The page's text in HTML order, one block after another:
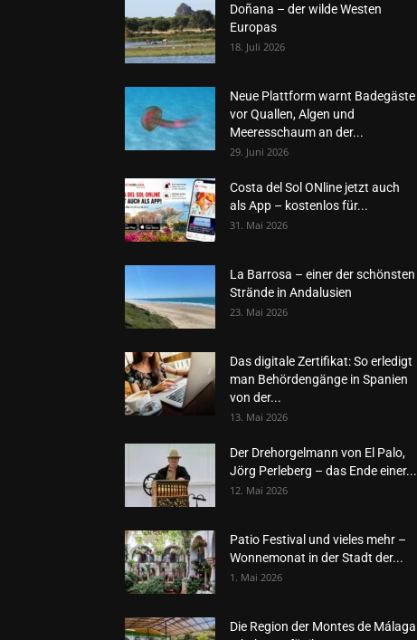
Doñana – der wilde Westen
Europas
18. Juli 2026
Neue Plattform warnt Badegäste
vor Quallen, Algen und
Meeresschaum an der...
29. Juni 2026
Costa del Sol ONline jetzt auch
als App – kostenlos für...
31. Mai 2026
La Barrosa – einer der schönsten
Strände in Andalusien
23. Mai 2026
Das digitale Zertifikat: So erledigt
man Behördengänge in Spanien
von der...
13. Mai 2026
Der Drehorgelmann von El Palo,
Jörg Perleberg – das Ende einer...
12. Mai 2026
Patio Festival und vieles mehr –
Wonnemonat in der Stadt der...
1. Mai 2026
Die Region der Montes de Málaga